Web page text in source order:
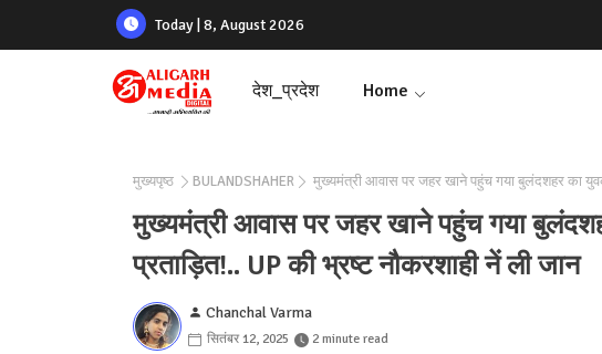
Today | 8, August 2026
देश_प्रदेश Home
मुख्यपृष्ठ BULANDSHAHER मुख्यमंत्री आवास पर जहर खाने पहुंच गया बुलंदशहर का
मुख्यमंत्री आवास पर जहर खाने पहुंच गया
प्रताड़ित!.. UP की भ्रष्ट नौकरशाही नें ली जान
Chanchal Varma
सितंबर 12, 2025 2 minute read